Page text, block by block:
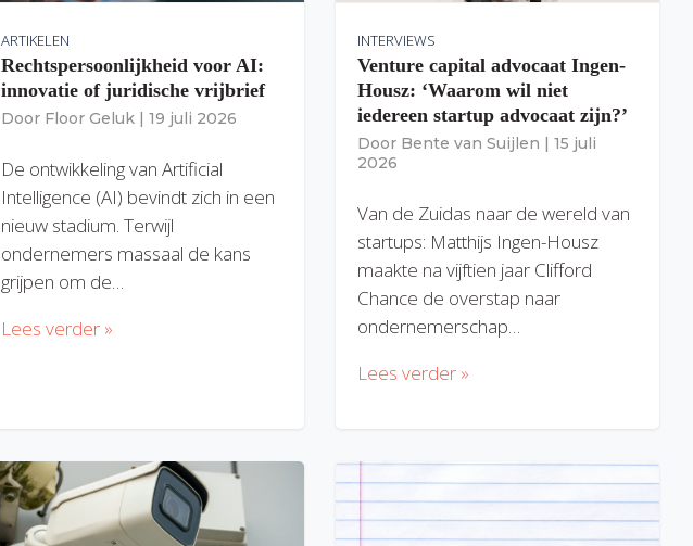
ARTIKELEN
Rechtspersoonlijkheid voor AI:
innovatie of juridische vrijbrief
Door Floor Geluk | 19 juli 2026
De ontwikkeling van Artificial
Intelligence (AI) bevindt zich in een
nieuw stadium. Terwijl
ondernemers massaal de kans
grijpen om de…
Lees verder »
INTERVIEWS
Venture capital advocaat Ingen-
Housz: ‘Waarom wil niet
iedereen startup advocaat zijn?’
Door Bente van Suijlen | 15 juli
2026
Van de Zuidas naar de wereld van
startups: Matthijs Ingen-Housz
maakte na vijftien jaar Clifford
Chance de overstap naar
ondernemerschap…
Lees verder »